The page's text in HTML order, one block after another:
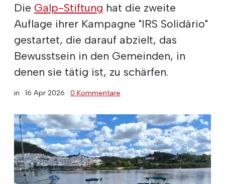
Die Galp-Stiftung hat die zweite
Auflage ihrer Kampagne "IRS Solidário"
gestartet, die darauf abzielt, das
Bewusstsein in den Gemeinden, in
denen sie tätig ist, zu schärfen.
in · 16 Apr 2026 · 0 Kommentare